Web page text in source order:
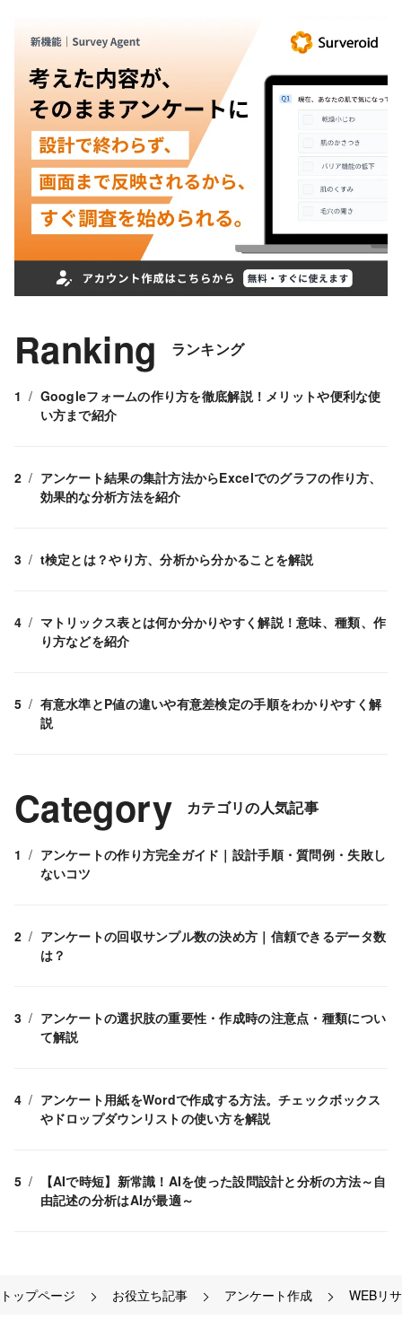
Ranking ランキング
Googleフォームの作り方を徹底解説！メリットや便利な使
い方まで紹介
アンケート結果の集計方法からExcelでのグラフの作り方、
効果的な分析方法を紹介
t検定とは？やり方、分析から分かることを解説
マトリックス表とは何か分かりやすく解説！意味、種類、作
り方などを紹介
有意水準とP値の違いや有意差検定の手順をわかりやすく解
説
Category カテゴリの人気記事
アンケートの作り方完全ガイド｜設計手順・質問例・失敗し
ないコツ
アンケートの回収サンプル数の決め方｜信頼できるデータ数
は？
アンケートの選択肢の重要性・作成時の注意点・種類につい
て解説
アンケート用紙をWordで作成する方法。チェックボックス
やドロップダウンリストの使い方を解説
【AIで時短】新常識！AIを使った設問設計と分析の方法～自
由記述の分析はAIが最適～
トップページ お役立ち記事 アンケート作成 WEBリ